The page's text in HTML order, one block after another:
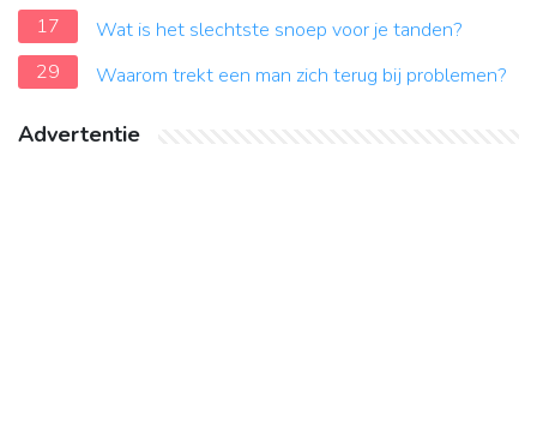
17
Wat is het slechtste snoep voor je tanden?
29
Waarom trekt een man zich terug bij problemen?
Advertentie